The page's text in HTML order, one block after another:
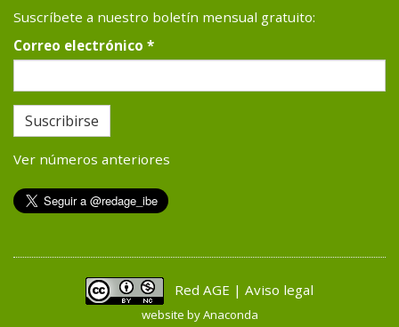
Suscríbete a nuestro boletín mensual gratuito:
Correo electrónico *
Suscribirse
Ver números anteriores
Red AGE | Aviso legal
website byAnaconda